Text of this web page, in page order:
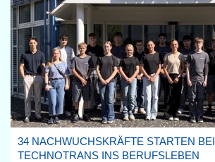
34 NACHWUCHSKRÄFTE STARTEN BEI
TECHNOTRANS INS BERUFSLEBEN